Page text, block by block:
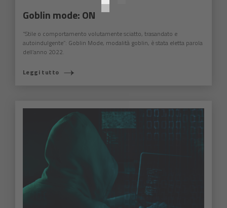
Goblin mode: ON
“Stile o comportamento volutamente sciatto, trasandato e
autoindulgente”: Goblin Mode, modalità goblin, è stata eletta parola
dell’anno 2022.
Leggi tutto